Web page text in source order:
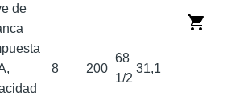
de
8 200
68
1/2
31,1